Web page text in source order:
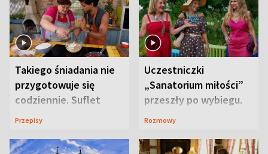
Takiego śniadania nie
przygotowuje się
codziennie. Suflet
serowy zachwyca
Przepisy
Uczestniczki
„Sanatorium miłości”
przeszły po wybiegu.
Te stylizacje
Rozmowy